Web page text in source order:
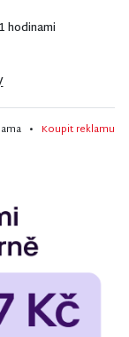
hodinami
• Koupit reklamu